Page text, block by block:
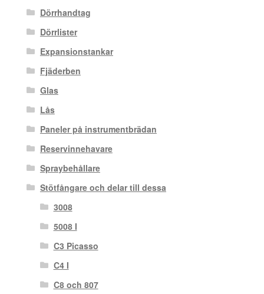
Dörrhandtag
Dörrlister
Expansionstankar
Fjäderben
Glas
Lås
Paneler på instrumentbrädan
Reservinnehavare
Spraybehållare
Stötfångare och delar till dessa
3008
5008 I
C3 Picasso
C4 I
C8 och 807